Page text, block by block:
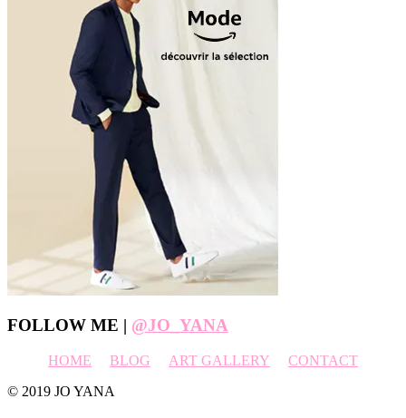
Footer
FOLLOW ME | @JO_YANA
HOME BLOG ART GALLERY
CONTACT
© 2019 JO YANA